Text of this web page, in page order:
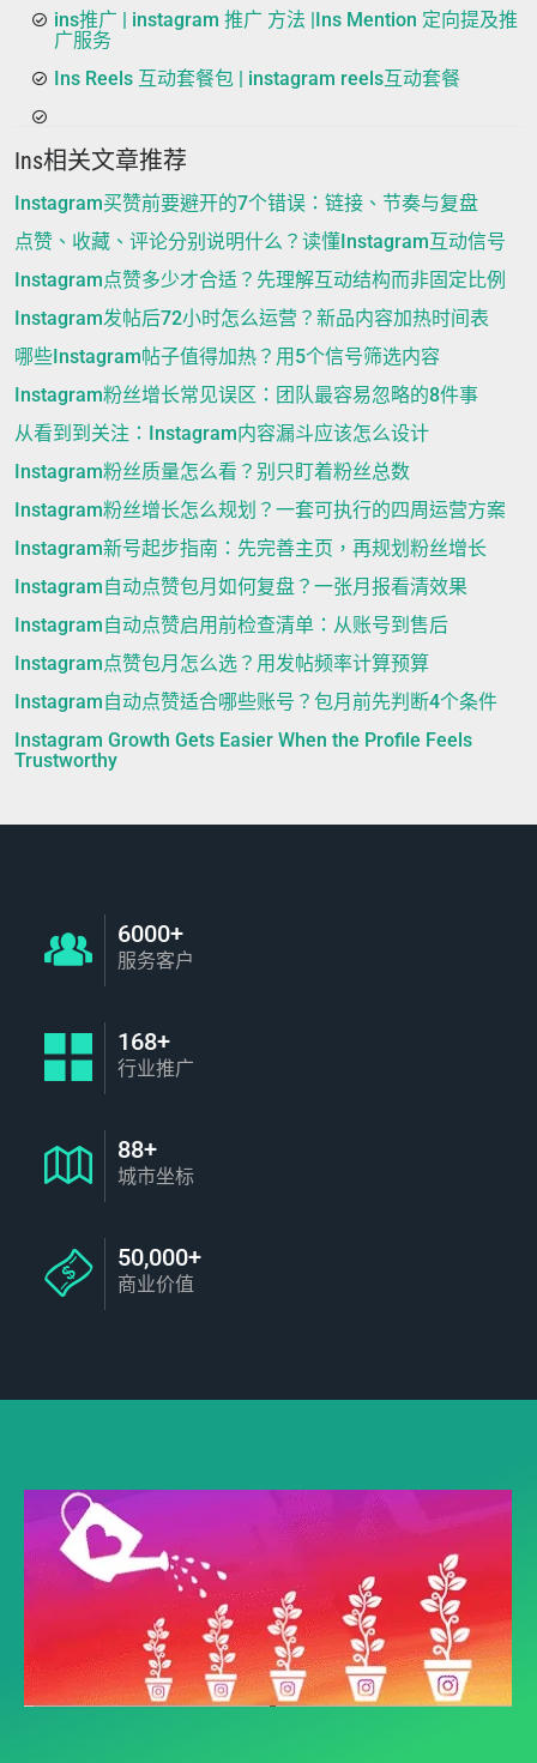
ins推广 | instagram 推广 方法 |Ins Mention 定向提及推
广服务
Ins Reels 互动套餐包 | instagram reels互动套餐
Ins相关文章推荐
Instagram买赞前要避开的7个错误：链接、节奏与复盘
点赞、收藏、评论分别说明什么？读懂Instagram互动信号
Instagram点赞多少才合适？先理解互动结构而非固定比例
Instagram发帖后72小时怎么运营？新品内容加热时间表
哪些Instagram帖子值得加热？用5个信号筛选内容
Instagram粉丝增长常见误区：团队最容易忽略的8件事
从看到到关注：Instagram内容漏斗应该怎么设计
Instagram粉丝质量怎么看？别只盯着粉丝总数
Instagram粉丝增长怎么规划？一套可执行的四周运营方案
Instagram新号起步指南：先完善主页，再规划粉丝增长
Instagram自动点赞包月如何复盘？一张月报看清效果
Instagram自动点赞启用前检查清单：从账号到售后
Instagram点赞包月怎么选？用发帖频率计算预算
Instagram自动点赞适合哪些账号？包月前先判断4个条件
Instagram Growth Gets Easier When the Profile Feels
Trustworthy
6000+
服务客户
168+
行业推广
88+
城市坐标
50,000+
商业价值